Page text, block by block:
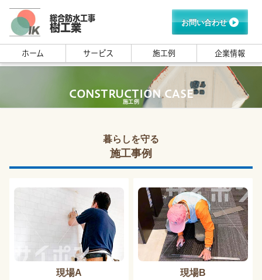
総合防水工事
樹工業 お問い合わせ
ホーム サービス 施工例 企業情報
CONSTRUCTION CASE
施工例
暮らしを守る
施工事例
現場A
現場B